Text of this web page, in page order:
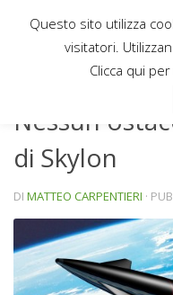
Sotto il contenuto
Nessun
di Skylon
DI MATTEO CARPENTIERI ·
Questo sito utilizza
visitatori.
Clicca qui